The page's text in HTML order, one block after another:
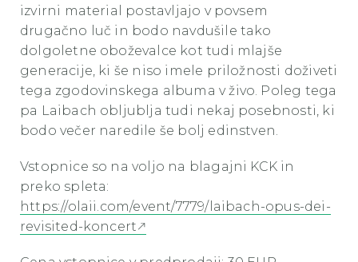
izvirni material postavljajo v povsem
drugačno luč in bodo navdušile tako
dolgoletne oboževalce kot tudi mlajše
generacije, ki še niso imele priložnosti doživeti
tega zgodovinskega albuma v živo. Poleg tega
pa Laibach obljublja tudi nekaj posebnosti, ki
bodo večer naredile še bolj edinstven.
Vstopnice so na voljo na blagajni KCK in
preko spleta:
https://olaii.com/event/7779/laibach-opus-dei-
revisited-koncert